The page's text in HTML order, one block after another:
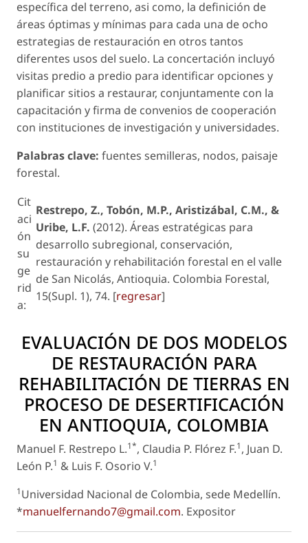
específica del terreno, asi como, la definición de
áreas óptimas y mínimas para cada una de ocho
estrategias de restauración en otros tantos
diferentes usos del suelo. La concertación incluyó
visitas predio a predio para identificar opciones y
planificar sitios a restaurar, conjuntamente con la
capacitación y firma de convenios de cooperación
con instituciones de investigación y universidades.
Palabras clave: fuentes semilleras, nodos, paisaje
forestal.
Cit
aci
ón
su
ge
rid
a:
Restrepo, Z., Tobón, M.P., Aristizábal, C.M., &
Uribe, L.F. (2012). Áreas estratégicas para
desarrollo subregional, conservación,
restauración y rehabilitación forestal en el valle
de San Nicolás, Antioquia. Colombia Forestal,
15(Supl. 1), 74. [regresar]
EVALUACIÓN DE DOS MODELOS
DE RESTAURACIÓN PARA
REHABILITACIÓN DE TIERRAS EN
PROCESO DE DESERTIFICACIÓN
EN ANTIOQUIA, COLOMBIA
Manuel F. Restrepo L.1*, Claudia P. Flórez F.1, Juan D.
León P.1 & Luis F. Osorio V.1
1Universidad Nacional de Colombia, sede Medellín.
*manuelfernando7@gmail.com. Expositor